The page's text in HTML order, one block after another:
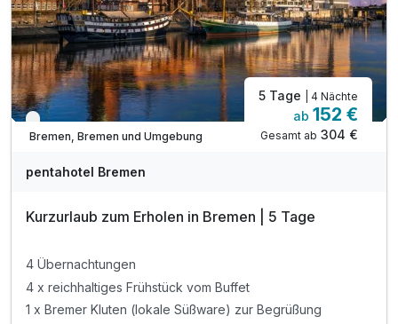
inkl. WLAN Nutzung
Verfügbar bis Dezember
Bremen, Bremen und Umgebung
5 Tage | 4 Nächte
ab 152 €
Gesamt ab 304 €
pentahotel Bremen
Kurzurlaub zum Erholen in Bremen | 5 Tage
4 Übernachtungen
4 x reichhaltiges Frühstück vom Buffet
1 x Bremer Kluten (lokale Süßware) zur Begrüßung